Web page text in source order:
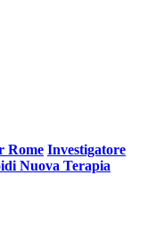
Rome Investigatore
Nuova Terapia